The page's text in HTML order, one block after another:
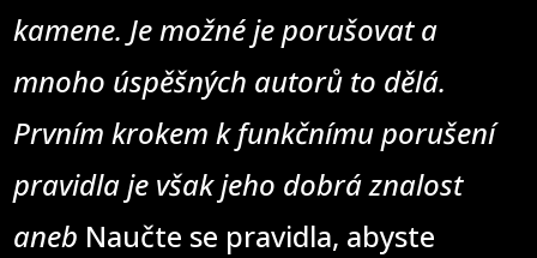
kamene. Je možné je porušovat a
mnoho úspěšných autorů to dělá.
Prvním krokem k funkčnímu porušení
pravidla je však jeho dobrá znalost
aneb Naučte se pravidla, abyste